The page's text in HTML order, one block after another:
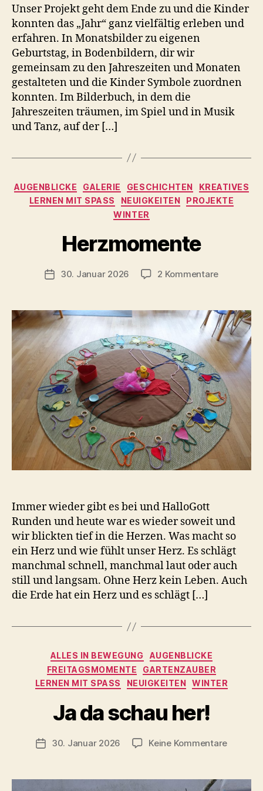
Unser Projekt geht dem Ende zu und die Kinder
konnten das „Jahr“ ganz vielfältig erleben und
erfahren. In Monatsbilder zu eigenen
Geburtstag, in Bodenbildern, dir wir
gemeinsam zu den Jahreszeiten und Monaten
gestalteten und die Kinder Symbole zuordnen
konnten. Im Bilderbuch, in dem die
Jahreszeiten träumen, im Spiel und in Musik
und Tanz, auf der […]
Kategorien
AUGENBLICKE GALERIE GESCHICHTEN
KREATIVES
LERNEN MIT SPASS
NEUIGKEITEN
PROJEKTE
WINTER
Herzmomente
Beitragsautor
n
C
ri
a
Veröffentlichungsdatum
30. Januar 2026 2 Kommentarezu
Immer wieder gibt es bei und HalloGott
Runden und heute war es wieder soweit und
wir blickten tief in die Herzen. Was macht so
ein Herz und wie fühlt unser Herz. Es schlägt
manchmal schnell, manchmal laut oder auch
still und langsam. Ohne Herz kein Leben. Auch
die Erde hat ein Herz und es schlägt […]
Kategorien
ALLES IN BEWEGUNG
AUGENBLICKE
FREITAGSMOMENTE
GARTENZAUBER
LERNEN MIT SPASS
NEUIGKEITEN WINTER
Ja da schau her!
Beitragsautor
V
n
C
ri
Veröffentlichungsdatum
30. Januar 2026 Keine Kommentarezu
schau